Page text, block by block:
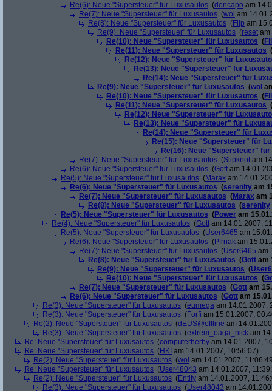
Re(6): Neue "Supersteuer" für Luxusautos (doncapo am
Re(7): Neue "Supersteuer" für Luxusautos (wol am
Re(8): Neue "Supersteuer" für Luxusautos (Flip am
Re(9): Neue "Supersteuer" für Luxusautos (reset am
Re(10): Neue "Supersteuer" für Luxusautos (
Re(11): Neue "Supersteuer" für Luxusautos (
Re(12): Neue "Supersteuer" für
Re(13): Neue "Supersteuer" für
Re(14): Neue "Supersteuer" für
Re(9): Neue "Supersteuer" für Luxusautos (wol
Re(10): Neue "Supersteuer" für Luxusautos (
Re(11): Neue "Supersteuer" für Luxusautos (
Re(12): Neue "Supersteuer" für
Re(13): Neue "Supersteuer" für
Re(14): Neue "Supersteuer" für
Re(15): Neue "Supersteuer" für
Re(16): Neue "Supersteuer"
Re(7): Neue "Supersteuer" für Luxusautos (Slipknot am
Re(6): Neue "Supersteuer" für Luxusautos (Gott am
Re(5): Neue "Supersteuer" für Luxusautos (Marax am
Re(6): Neue "Supersteuer" für Luxusautos (serenity am
Re(7): Neue "Supersteuer" für Luxusautos (Marax am
Re(8): Neue "Supersteuer" für Luxusautos (serenity
Re(5): Neue "Supersteuer" für Luxusautos (Power am
Re(4): Neue "Supersteuer" für Luxusautos (Gott am 14.01.2007,
Re(5): Neue "Supersteuer" für Luxusautos (User6465 am
Re(6): Neue "Supersteuer" für Luxusautos (Pfrnak am
Re(7): Neue "Supersteuer" für Luxusautos (User6465 am
Re(8): Neue "Supersteuer" für Luxusautos (Gott am
Re(9): Neue "Supersteuer" für Luxusautos (
Re(10): Neue "Supersteuer" für Luxusautos (
Re(7): Neue "Supersteuer" für Luxusautos (Gott am
Re(6): Neue "Supersteuer" für Luxusautos (Gott am
Re(3): Neue "Supersteuer" für Luxusautos (eumega am 14.01.2007,
Re(3): Neue "Supersteuer" für Luxusautos (Forfi am 15.01.2007,
Re(2): Neue "Supersteuer" für Luxusautos (dEUS@offline am
Re(3): Neue "Supersteuer" für Luxusautos (extrem_oaga_nick am
Re: Neue "Supersteuer" für Luxusautos (computerherby am 14.01.2007,
Re: Neue "Supersteuer" für Luxusautos (HKI am 14.01.2007, 10:56:07)
Re(2): Neue "Supersteuer" für Luxusautos (wol am 14.01.2007,
Re: Neue "Supersteuer" für Luxusautos (User48043 am 14.01.2007,
Re(2): Neue "Supersteuer" für Luxusautos (Entity am 14.01.2007,
Re(3): Neue "Supersteuer" für Luxusautos (User48043 am